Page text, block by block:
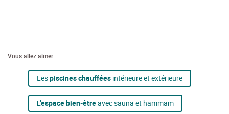
Vous allez aimer...
Lespiscines chauffées intérieure et extérieure
L’espace bien-êtreavec sauna et hammam